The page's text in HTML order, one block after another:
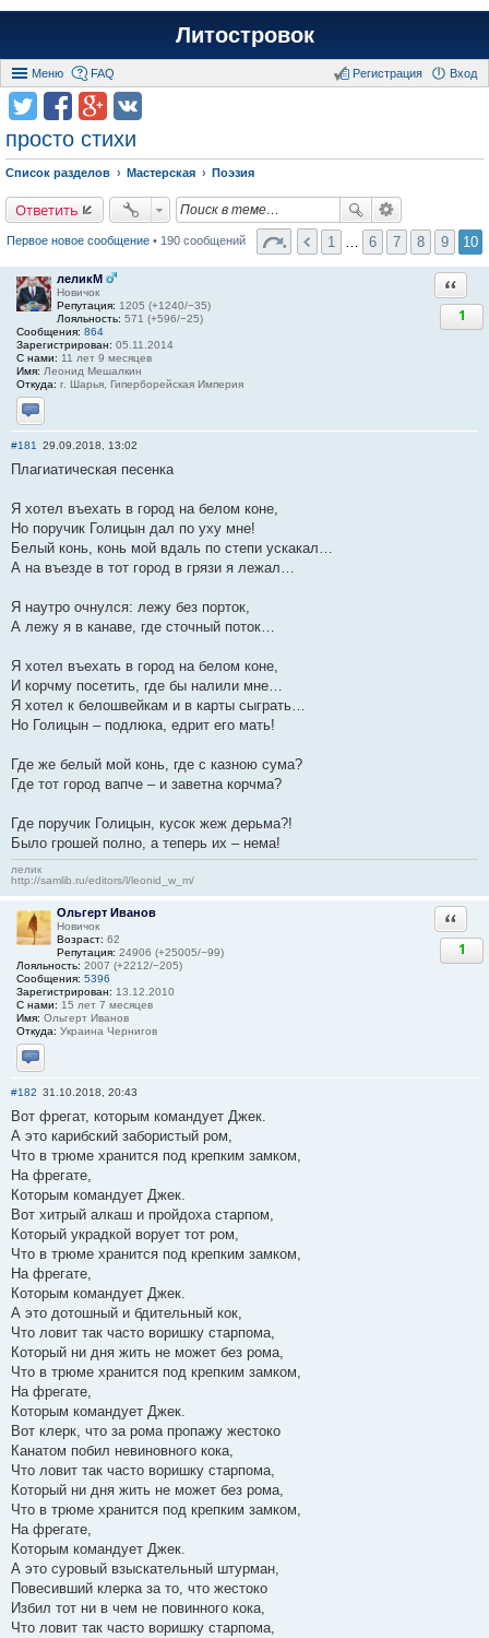
Литостровок
Меню FAQ Вход
Регистрация
просто стихи
Список разделов Мастерская Поэзия
Ответить
Первое новое сообщение • 190 сообщений 1 6 7 8 9 10
леликМ
Новичок
Репутация: 1205 (+1240/−35)
Лояльность: 571 (+596/−25)
Сообщения: 864
Зарегистрирован: 05.11.2014
С нами: 11 лет 9 месяцев
Имя: Леонид Мешалкин
Откуда: г. Шарья, Гиперборейская Империя
Отправить личное сообщение
1
#181 29.09.2018, 13:02
Плагиатическая песенка
Я хотел въехать в город на белом коне,
Но поручик Голицын дал по уху мне!
Белый конь, конь мой вдаль по степи ускакал…
А на въезде в тот город в грязи я лежал…
Я наутро очнулся: лежу без порток,
А лежу я в канаве, где сточный поток…
Я хотел въехать в город на белом коне,
И корчму посетить, где бы налили мне…
Я хотел к белошвейкам и в карты сыграть…
Но Голицын – подлюка, едрит его мать!
Где же белый мой конь, где с казною сума?
Где тот город вапче – и заветна корчма?
Где поручик Голицын, кусок жеж дерьма?!
Было грошей полно, а теперь их – нема!
лелик
http://samlib.ru/editors/l/leonid_w_m/
Ольгерт Иванов
Новичок
Возраст: 62
Репутация: 24906 (+25005/−99)
Лояльность: 2007 (+2212/−205)
Сообщения: 5396
Зарегистрирован: 13.12.2010
С нами: 15 лет 7 месяцев
Имя: Ольгерт Иванов
Откуда: Украина Чернигов
Отправить личное сообщение
1
#182 31.10.2018, 20:43
Вот фрегат, которым командует Джек.
А это карибский забористый ром,
Что в трюме хранится под крепким замком,
На фрегате,
Которым командует Джек.
Вот хитрый алкаш и пройдоха старпом,
Который украдкой ворует тот ром,
Что в трюме хранится под крепким замком,
На фрегате,
Которым командует Джек.
А это дотошный и бдительный кок,
Что ловит так часто воришку старпома,
Который ни дня жить не может без рома,
Что в трюме хранится под крепким замком,
На фрегате,
Которым командует Джек.
Вот клерк, что за рома пропажу жестоко
Канатом побил невиновного кока,
Что ловит так часто воришку старпома,
Который ни дня жить не может без рома,
Что в трюме хранится под крепким замком,
На фрегате,
Которым командует Джек.
А это суровый взыскательный штурман,
Повесивший клерка за то, что жестоко
Избил тот ни в чем не повинного кока,
Что ловит так часто воришку старпома,